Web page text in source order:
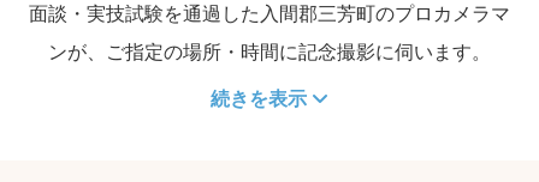
面談・実技試験を通過した入間郡三芳町のプロカメラマ
ンが、ご指定の場所・時間に記念撮影に伺います。
続きを表示